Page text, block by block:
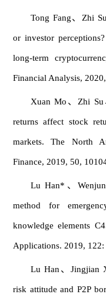
Tong Fang、Zhi
or investor
long-term
Financial Analysis,
Xuan Mo、Zhi
returns affect stock
markets. The North
Finance, 2019, 50,
Lu Han*、
method for
knowledge elements
Applications. 2019,
Lu Han、Jingjian
risk attitude and P2P